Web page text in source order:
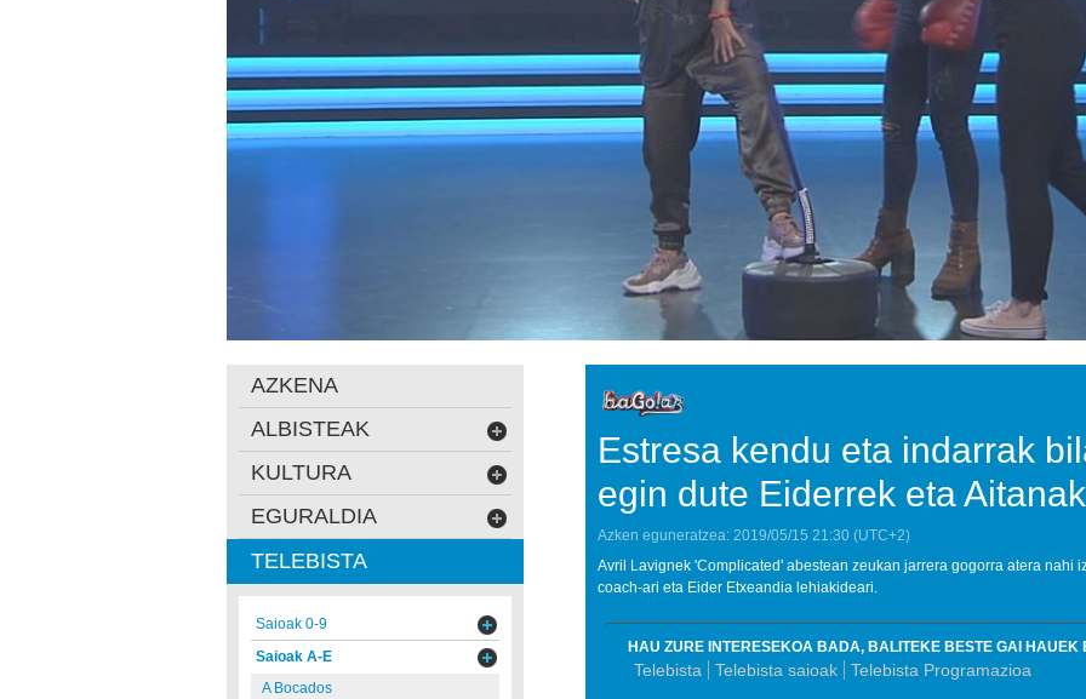
Estresa kendu eta indarrak
egin dute Eiderrek eta Aitanak
Azken eguneratzea: 2019/05/15 21:30 (UTC+2)
Avril Lavignek 'Complicated' abestean zeukan jarrera gogorra atera nahi
coach-ari eta Eider Etxeandia lehiakideari.
HAU ZURE INTERESEKOA BADA, BALITEKE BESTE GAI HAUEK
Telebista Telebista saioak Telebista Programazioa
AZKENA
ALBISTEAK
KULTURA
EGURALDIA
TELEBISTA
Saioak 0-9
Saioak A-E
A Bocados